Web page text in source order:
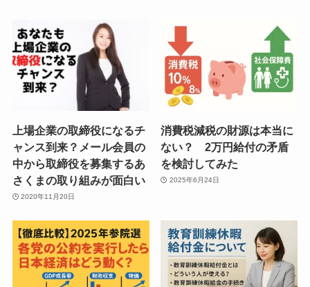
上場企業の取締役になるチ
ャンス到来？メール会員の
中から取締役を募集するあ
さくまの取り組みが面白い
2020年11月20日
消費税減税の財源は本当に
ない？ 2万円給付の矛盾
を検討してみた
2025年6月24日